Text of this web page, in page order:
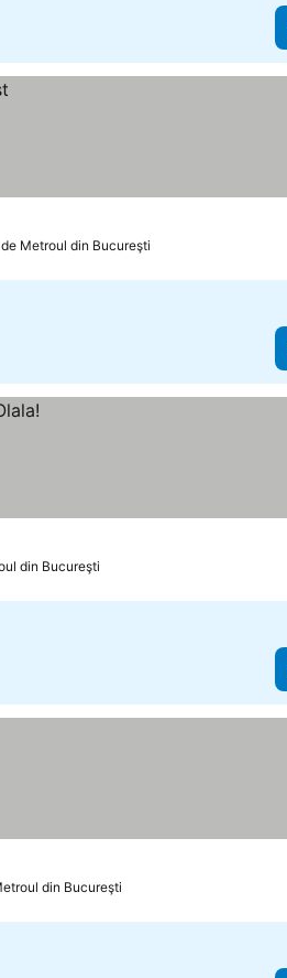
Metroul din Bucureşti
din Bucureşti
din Bucureşti